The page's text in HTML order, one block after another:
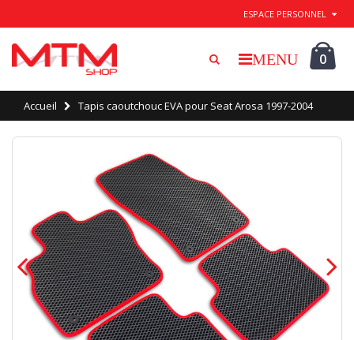
ESPACE PERSONNEL
0
Accueil Tapis caoutchouc EVA pour Seat Arosa 1997-2004